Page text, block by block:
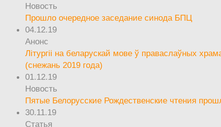
Новость
Прошло очередное заседание синода БПЦ
04.12.19
Анонс
Літургіі на беларускай мове ў праваслаўных
(снежань 2019 года)
01.12.19
Новость
Пятые Белорусские Рождественские чтения
30.11.19
Статья